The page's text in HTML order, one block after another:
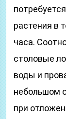
растения в
часа.
столовые
воды и
небольшом
при